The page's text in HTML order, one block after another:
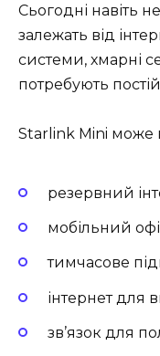
Сьогодні навіть
залежать від
системи, хмарні
потребують
Starlink Mini може
резервний
мобільний
тимчасове
інтернет для
зв’язок для